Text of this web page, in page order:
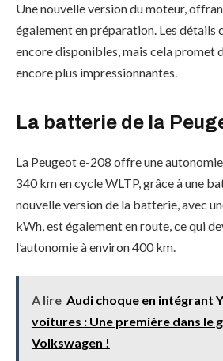
Une nouvelle version du moteur,
également en préparation. Les détails
encore disponibles, mais cela promet
encore plus impressionnantes.
La batterie de la
La Peugeot e-208 offre une
340 km en cycle WLTP, grâce à une
nouvelle version de la batterie, avec
kWh, est également en route, ce qui
l’autonomie à environ 400 km.
A lire Audi choque en intégrant
voitures : Une première dans le
Volkswagen !